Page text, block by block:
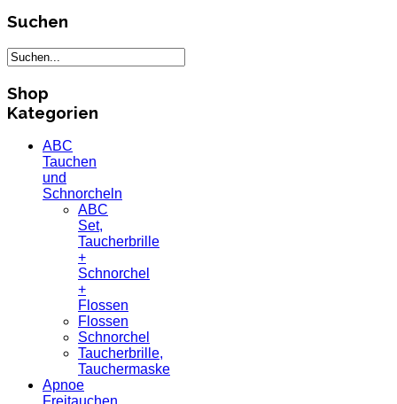
Suchen
Shop
Kategorien
ABC
Tauchen
und
Schnorcheln
ABC
Set,
Taucherbrille
+
Schnorchel
+
Flossen
Flossen
Schnorchel
Taucherbrille,
Tauchermaske
Apnoe